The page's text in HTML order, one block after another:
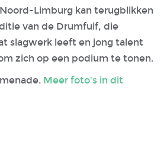
Limburg kan terugblikken
van de Drumfuif, die
slagwerk leeft en jong talent
zich op een podium te tonen.
Meer foto's in dit